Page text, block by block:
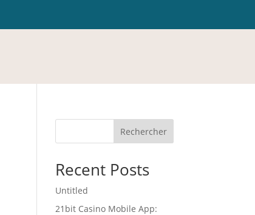
Rechercher
Recent Posts
Untitled
21bit Casino Mobile App: